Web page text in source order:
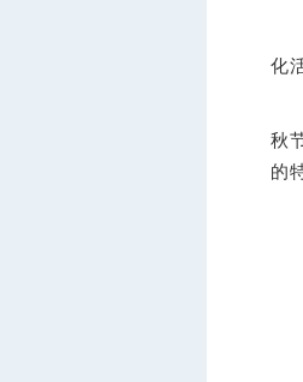
国
化
孔
秋
的